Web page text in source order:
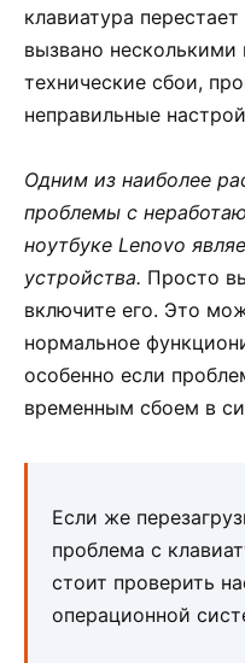
клавиатура
вызвано
технические сбои,
неправильные
Одним из наиболее
проблемы с
ноутбуке Lenovo
устройства. Просто
включите его. Это
нормальное
особенно если
временным сбоем в
Если же
проблема с
стоит проверить
операционной